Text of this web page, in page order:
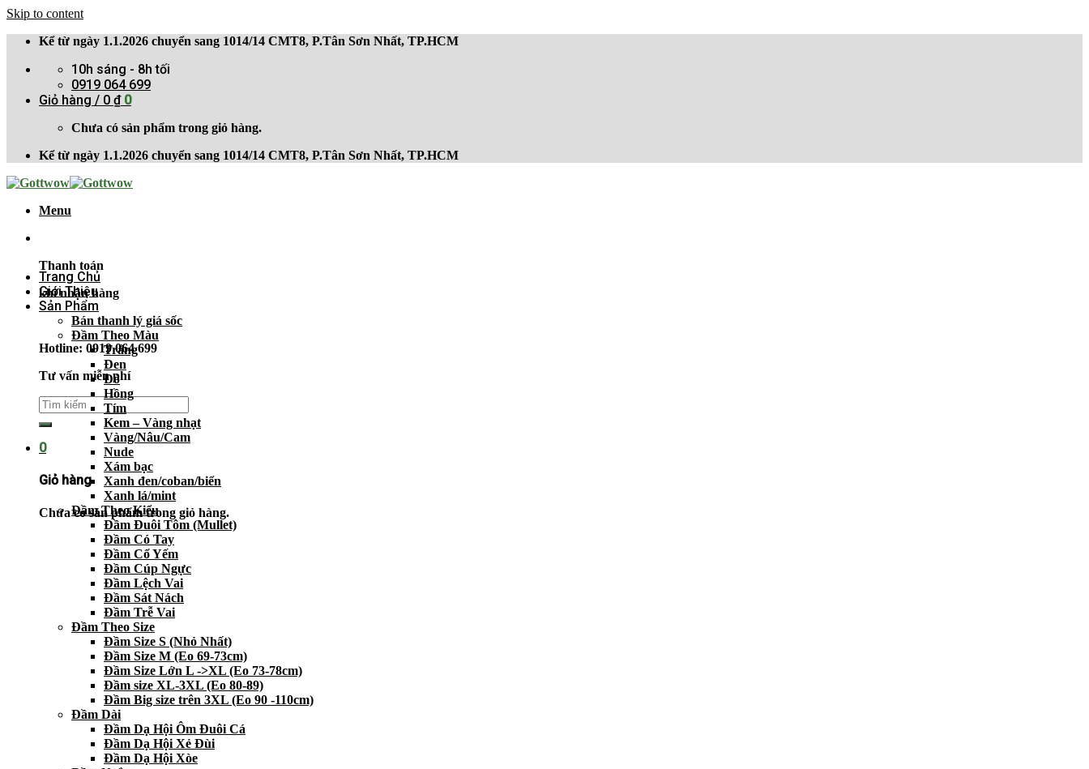
Skip to content
Kể từ ngày 1.1.2026 chuyển sang 1014/14 CMT8, P.Tân Sơn Nhất, TP.HCM
10h sáng - 8h tối
0919 064 699
Giỏ hàng / 0 ₫ 0
Chưa có sản phẩm trong giỏ hàng.
Kể từ ngày 1.1.2026 chuyển sang 1014/14 CMT8, P.Tân Sơn Nhất, TP.HCM
Menu
Thanh toán
khi nhận hàng
Hotline: 0919 064 699
Tư vấn miễn phí
0
Giỏ hàng
Chưa có sản phẩm trong giỏ hàng.
Trang Chủ
Giới Thiệu
Sản Phẩm
Bán thanh lý giá sốc
Đầm Theo Màu
Trắng
Đen
Đỏ
Hồng
Tím
Kem – Vàng nhạt
Vàng/Nâu/Cam
Nude
Xám bạc
Xanh đen/coban/biển
Xanh lá/mint
Đầm Theo Kiểu
Đầm Đuôi Tôm (Mullet)
Đầm Có Tay
Đầm Cổ Yếm
Đầm Cúp Ngực
Đầm Lệch Vai
Đầm Sát Nách
Đầm Trễ Vai
Đầm Theo Size
Đầm Size S (Nhỏ Nhất)
Đầm Size M (Eo 69-73cm)
Đầm Size Lớn L ->XL (Eo 73-78cm)
Đầm size XL-3XL (Eo 80-89)
Đầm Big size trên 3XL (Eo 90 -110cm)
Đầm Dài
Đầm Dạ Hội Ôm Đuôi Cá
Đầm Dạ Hội Xẻ Đùi
Đầm Dạ Hội Xòe